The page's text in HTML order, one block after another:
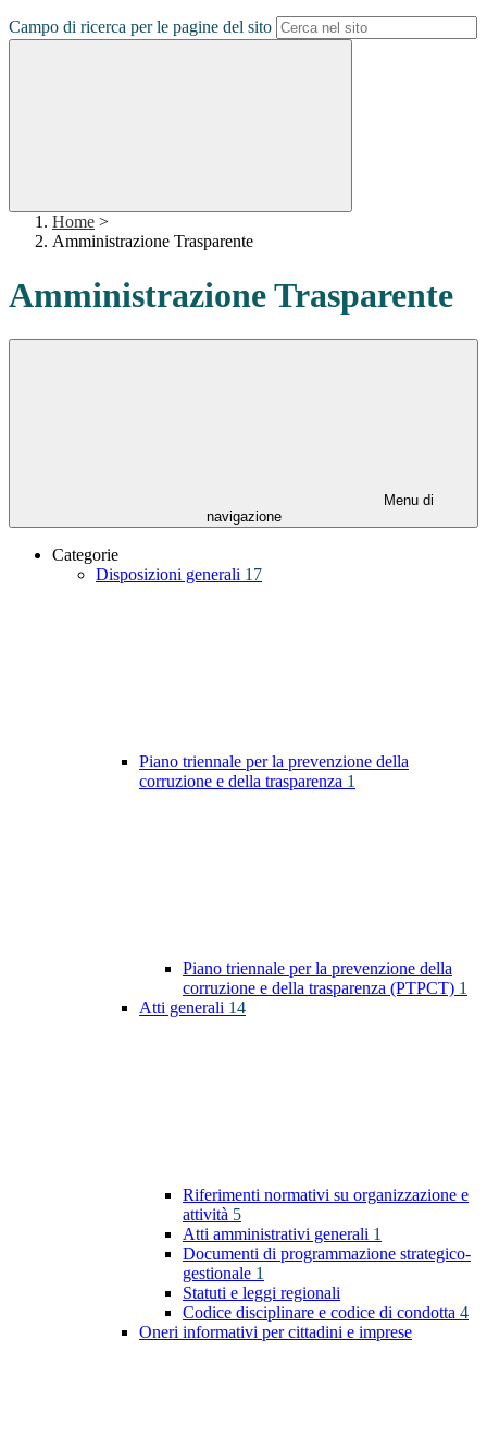
Campo di ricerca per le pagine del sito
Home >
Amministrazione Trasparente
Amministrazione Trasparente
Menu di
navigazione
Categorie
Disposizioni generali 17
Piano triennale per la prevenzione della
corruzione e della trasparenza 1
Piano triennale per la prevenzione della
corruzione e della trasparenza (PTPCT) 1
Atti generali 14
Riferimenti normativi su organizzazione e
attività 5
Atti amministrativi generali 1
Documenti di programmazione strategico-
gestionale 1
Statuti e leggi regionali
Codice disciplinare e codice di condotta 4
Oneri informativi per cittadini e imprese